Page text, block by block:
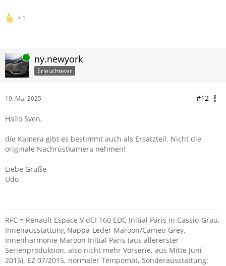
1
Online ny.newyork
Erleuchteter
19. Mai 2025 #12
Hallo Sven,
die Kamera gibt es bestimmt auch als Ersatzteil. Nicht die
originale Nachrüstkamera nehmen!
Liebe Grüße
Udo
RFC = Renault Espace V dCI 160 EDC Initial Paris in Cassio-Grau,
Innenausstattung Nappa-Leder Maroon/Cameo-Grey,
Innenharmonie Maroon Initial Paris (aus allererster
Serienproduktion, also nicht mehr Vorserie, aus Mitte Juni
2015), EZ 07/2015, normaler Tempomat, Sonderausstattung: